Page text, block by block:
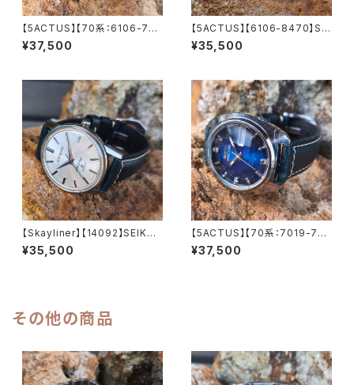
【5ACTUS】【70系：6106-759
0】【新品9面カット風防】SEIK
O/セイコー 5アクタス 23石 Ca
1973年 7月製造【5ac6106-7
¥37,500
【5ACTUS】【6106-8470】SEI
KO/セイコー 5アクタス 25石 C
al.6106 キャリバー 機械式 自
ークウォッチ 中三針 純正ベルト
メンズウォッチ【5ac6106-847
0-1】
¥35,500
【Skayliner】【14092】SEIKO/
セイコー スカイライナー 21石
Cal.402 キャリバー 機械式 手
¥35,500
【5ACTUS】【70系：7019-735
0】【新品9面カット風防】SEIK
O/セイコー 5アクタス 21石 Ca
¥37,500
その他の商品